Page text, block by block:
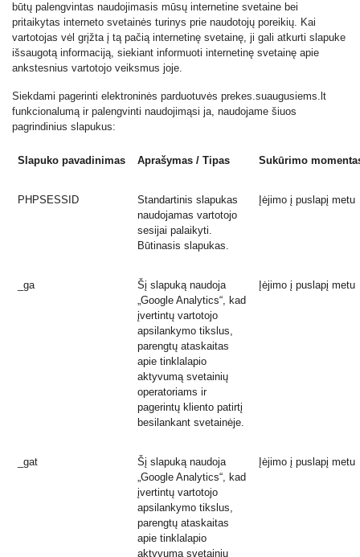
būtų palengvintas naudojimasis mūsų internetine svetaine bei
pritaikytas interneto svetainės turinys prie naudotojų poreikių. Kai
vartotojas vėl grįžta į tą pačią internetinę svetainę, ji gali atkurti slapuke
išsaugotą informaciją, siekiant informuoti internetinę svetainę apie
ankstesnius vartotojo veiksmus joje.
Siekdami pagerinti elektroninės parduotuvės prekes.suaugusiems.lt
funkcionalumą ir palengvinti naudojimąsi ja, naudojame šiuos
pagrindinius slapukus:
Slapuko pavadinimas Aprašymas / Tipas Sukūrimo
PHPSESSID
Standartinis slapukas
naudojamas vartotojo
sesijai palaikyti.
Būtinasis slapukas.
Įėjimo į puslapį metu
_ga
Šį slapuką naudoja
„Google Analytics“, kad
įvertintų vartotojo
apsilankymo tikslus,
parengtų ataskaitas
apie tinklalapio
aktyvumą svetainių
operatoriams ir
pagerintų kliento patirtį
besilankant svetainėje.
Įėjimo į puslapį metu
_gat
Šį slapuką naudoja
„Google Analytics“, kad
įvertintų vartotojo
apsilankymo tikslus,
parengtų ataskaitas
apie tinklalapio
aktyvumą svetainių
Įėjimo į puslapį metu